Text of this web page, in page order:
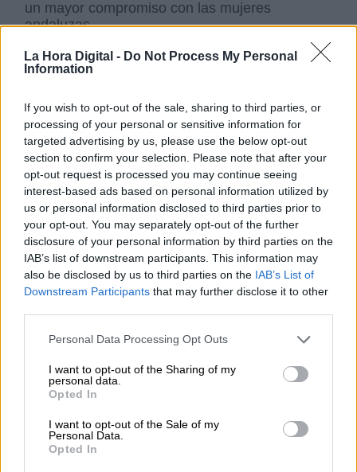
La Hora Digital - Do Not Process My Personal
Information
If you wish to opt-out of the sale, sharing to third parties, or
processing of your personal or sensitive information for
targeted advertising by us, please use the below opt-out
section to confirm your selection. Please note that after your
opt-out request is processed you may continue seeing
interest-based ads based on personal information utilized by
us or personal information disclosed to third parties prior to
your opt-out. You may separately opt-out of the further
disclosure of your personal information by third parties on the
IAB’s list of downstream participants. This information may
also be disclosed by us to third parties on the IAB’s List of
Downstream Participants that may further disclose it to other
Personal Data Processing Opt Outs
I want to opt-out of the Sharing of my
personal data.
Opted In
I want to opt-out of the Sale of my
Personal Data.
Opted In
un mayor compromiso con las mujeres
andaluzas.
Se llama violencia machista. Y mata.
Y tú pactas con quien niega esta realidad y
agresiones, y lo haces comprando su
discurso y sus políticas, que son un peligro
para las mujeres andaluzas. Menos tuits y
más compromiso con las andaluzas .
https://t.co/JMZvYmHJdm
— Adriana Lastra (@Adrilastra) January 13,
2021
No hay dinero para la violencia de
género, pero sí para la religión
Tras el anuncio del Gobierno andaluz de que no
hay subvenciones para la lucha contra la
violencia de género, la Consejería de Cultura y
Patrimonio Histórico de la Junta de Andalucía
ayudas a las hermandades
religiosas, que recibirán casi un millón de
euros.
defendido el papel y la importancia de las
distintas hermandades, de sus agrupaciones y
consejos dentro de la sociedad andaluza,